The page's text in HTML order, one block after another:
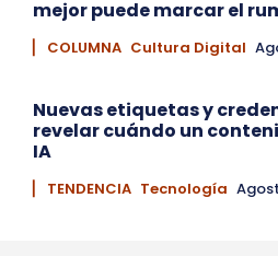
mejor puede marcar el
▏ COLUMNA Cultura Digital
Nuevas etiquetas y
revelar cuándo un
IA
▏ TENDENCIA Tecnología